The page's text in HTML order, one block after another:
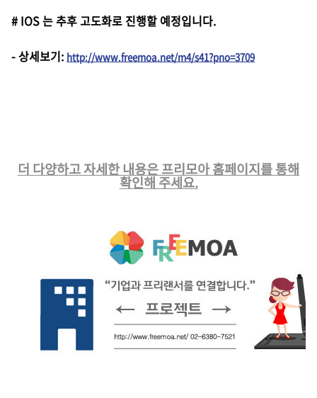
# IOS 는 추후 고도화로 진행할 예정입니다.
-상세보기: http://www.freemoa.net/m4/s41?pno=3709
더 다양하고 자세한 내용은 프리모아 홈페이지를 통해
확인해 주세요.